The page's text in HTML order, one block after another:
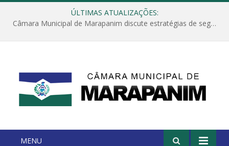
ÚLTIMAS ATUALIZAÇÕES:
Câmara Municipal de Marapanim discute estratégias de segurança com autoridades e poder executivo
MENU